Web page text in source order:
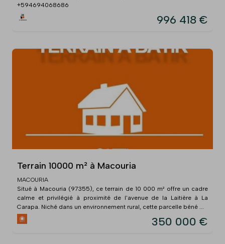
+594694068686
996 418 €
Terrain 10000 m² à Macouria
MACOURIA
Situé à Macouria (97355), ce terrain de 10 000 m² offre un cadre
calme et privilégié à proximité de l'avenue de la Laitière à La
Carapa. Niché dans un environnement rural, cette parcelle béné ...
350 000 €